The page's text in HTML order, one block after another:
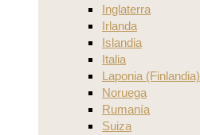
Inglaterra
Irlanda
Islandia
Italia
Laponia (Finlandia)
Noruega
Rumanía
Suiza